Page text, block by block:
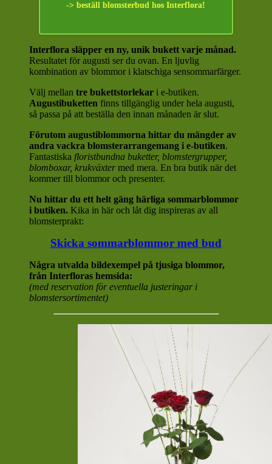
-> beställ blomsterbud hos Interflora!
Interflora släpper en ny, unik bukett varje månad.
Resultatet för augusti ser du ovan. En ljuvlig
kombination av blommor i klatschiga sensommarfärger.
Välj mellan tre bukettstorlekar i e-butiken.
Augustibuketten finns tillgänglig under hela augusti,
så passa på att beställa den innan månaden är slut.
Förutom augustiblommorna hittar du mängder av
andra vackra blomsterarrangemang i e-butiken.
Fantastiska floristbundna buketter, blomstergrupper,
blomboxar, krukväxter med mera. En bra butik när det
kommer till blommor och presenter.
Nu hittar du ett helt gäng härliga sommarblommor
i butiken. Kika in här och låt dig inspireras av all
blomsterprakt:
Skicka sommarblommor med bud
Några utvalda bildexempel på tjusiga blommor,
från Interfloras hemsida:
(med reservation för eventuella justeringar i
blomstersortimentet)